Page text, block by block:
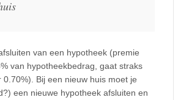
van een hypotheek (premie
van hypotheekbedrag, gaat straks
0.70%). Bij een nieuw huis moet je
een nieuwe hypotheek afsluiten en